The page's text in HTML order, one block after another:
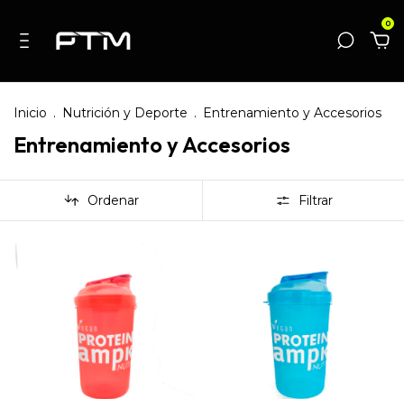
0
Inicio . Nutrición y Deporte . Entrenamiento y Accesorios
Entrenamiento y Accesorios
Ordenar Filtrar